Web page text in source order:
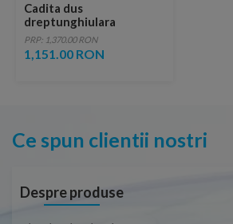
Cadita dus
dreptunghiulara
Radaway Argos D
100x80xH5 cm
PRP: 1,370.00 RON
1,151.00 RON
Ce spun clientii nostri
Despre produse